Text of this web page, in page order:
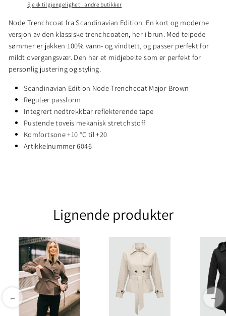
Sjekk tilgjengelighet i andre butikker
Node Trenchcoat fra Scandinavian Edition. En kort og moderne
versjon av den klassiske trenchcoaten, her i brun. Med teipede
sømmer er jakken 100% vann- og vindtett, og passer perfekt for
mildt overgangsvær. Den har et midjebelte som er perfekt for
personlig justering og styling.
Scandinavian Edition Node Trenchcoat Major Brown
Regulær passform
Integrert nedtrekkbar reflekterende tape
Pustende toveis mekanisk stretchstoff
Komfortsone +10 °C til +20
Artikkelnummer 6046
Lignende produkter
← →